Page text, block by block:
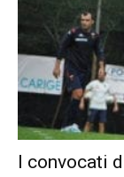
I convocati